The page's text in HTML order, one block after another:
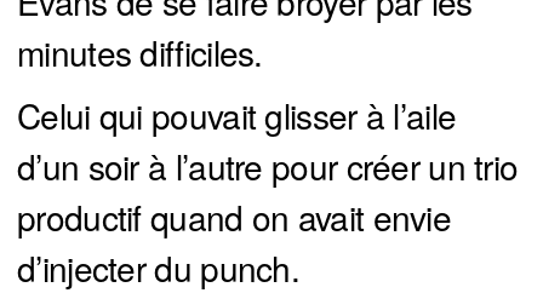
minutes difficiles.
Celui qui pouvait glisser à l’aile
d’un soir à l’autre pour créer un trio
productif quand on avait envie
d’injecter du punch.